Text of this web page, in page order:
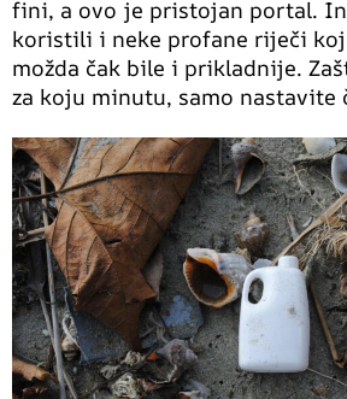
fini, a ovo je pristojan portal.
koristili i neke profane riječi
možda čak bile i prikladnije.
za koju minutu, samo nastavite